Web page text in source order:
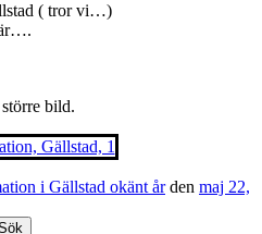
( tror vi…)
bild.
i Gällstad okänt ården maj 22,